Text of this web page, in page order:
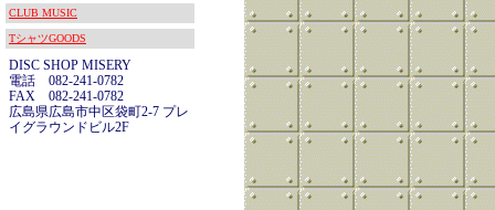
CLUB MUSIC
TシャツGOODS
DISC SHOP MISERY
電話 082-241-0782
FAX 082-241-0782
広島県広島市中区袋町2-7 プレ
イグラウンドビル2F